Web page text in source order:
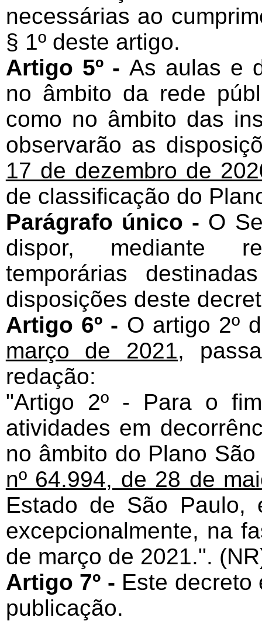
necessárias ao
§ 1º deste artigo.
Artigo 5º -As aulas e
no âmbito da rede
como no âmbito das
observarão as
17 de dezembro de
de classificação do
Parágrafo único - O
dispor, mediante
temporárias
disposições deste
Artigo 6º - O artigo 2º
março de 2021,
redação:
"Artigo 2º - Para o
atividades em
no âmbito do Plano
nº 64.994, de 28 de
Estado de São Paulo,
excepcionalmente, na
de março de 2021.".
Artigo 7º - Este decreto
publicação.